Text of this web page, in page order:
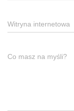
Witryna internetowa
Co masz na myśli?